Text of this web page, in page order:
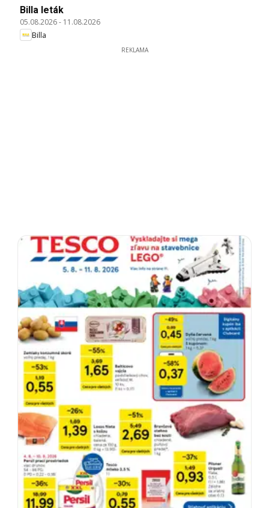
Billa leták
05.08.2026- 11.08.2026
Billa
REKLAMA